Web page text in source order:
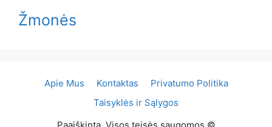
Žmonės
Apie Mus Kontaktas
Privatumo Politika
Taisyklės ir Sąlygos